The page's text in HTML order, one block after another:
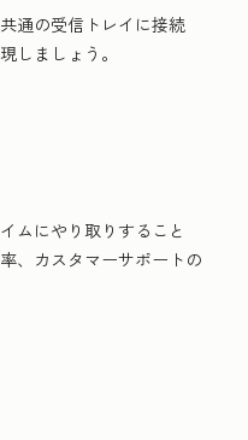
通の受信トレイに接続
しましょう。
ムにやり取りすること
、カスタマーサポートの